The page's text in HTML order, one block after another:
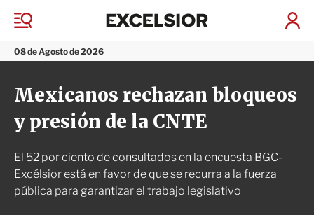
M
n
ú
08 de Agosto de 2026
I
a
r
x
l
o
Mexicanos rechazan bloqueos
y presión de la CNTE
El 52 por ciento de consultados en la encuesta BGC-
Excélsior está en favor de que se recurra a la fuerza
pública para garantizar el trabajo legislativo